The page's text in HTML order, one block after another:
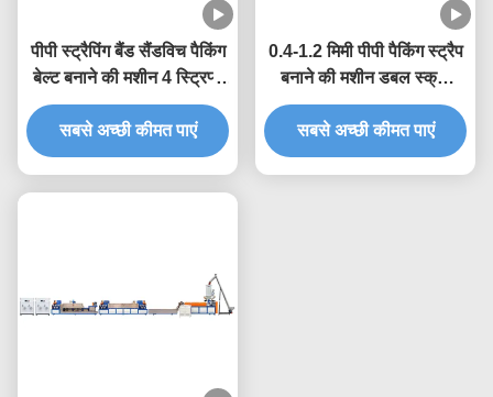
पीपी स्ट्रैपिंग बैंड सैंडविच पैकिंग
बेल्ट बनाने की मशीन 4 स्ट्रिप्स
ट्विन स्क्रू एक्सट्रूडर
सबसे अच्छी कीमत पाएं
0.4-1.2 मिमी पीपी पैकिंग स्ट्रैप
बनाने की मशीन डबल स्क्रू
एक्सट्रूज़न उत्पादन लाइन
सबसे अच्छी कीमत पाएं